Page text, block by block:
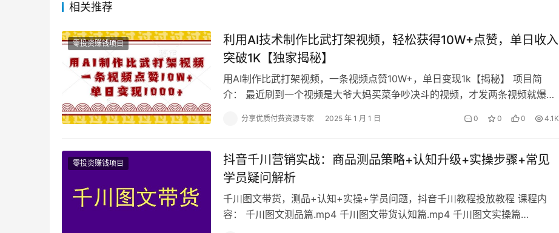
相关推荐
零投资赚钱项目
利用AI技术制作比武打架视频，轻松获得10W+点赞，单日收入
突破1K【独家揭秘】
用AI制作比武打架视频，一条视频点赞10W+，单日变现1k【揭秘】 项目简
介： 最近刷到一个视频是大爷大妈买菜争吵决斗的视频，才发两条视频就爆了
分享优质付费资源专家 2025 年 1 月 1 日 0 0 0 4.1K
零投资赚钱项目
抖音千川营销实战：商品测品策略+认知升级+实操步骤+常见
学员疑问解析
千川图文带货，测品+认知+实操+学员问题，抖音千川教程投放教程 课程内
容： 千川图文测品篇.mp4 千川图文带货认知篇.mp4 千川图文实操篇